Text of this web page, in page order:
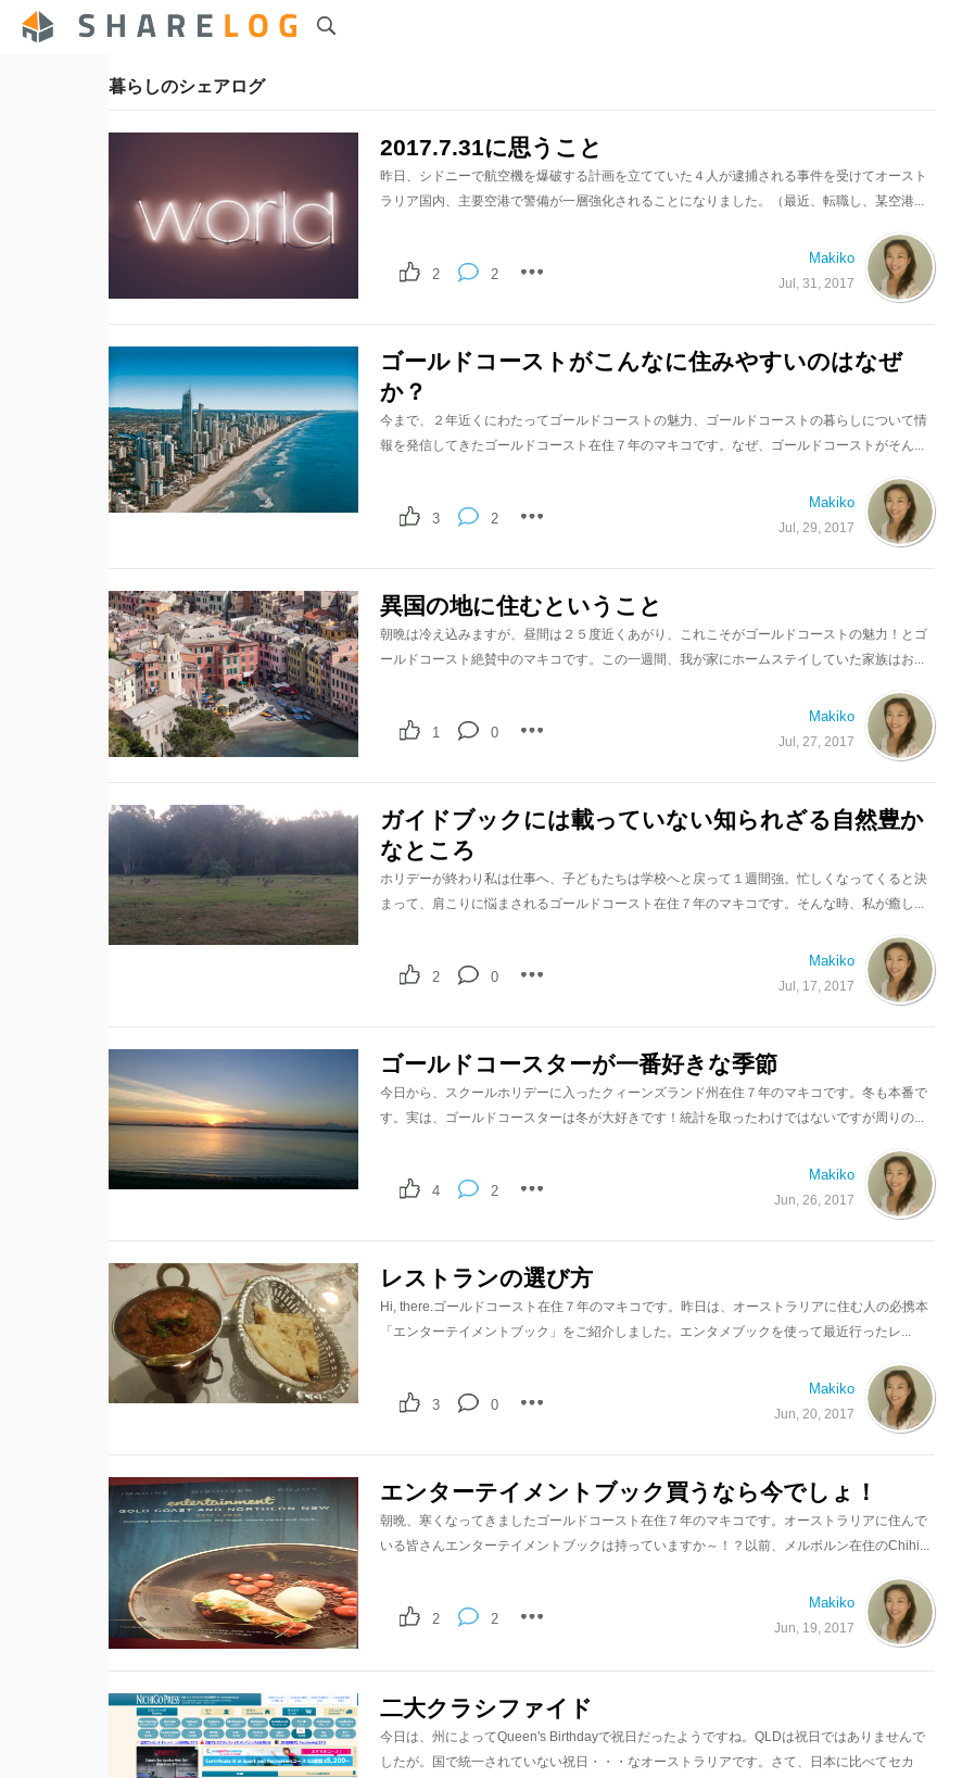
暮らしのシェアログ
2017.7.31に思うこと
昨日、シドニーで航空機を爆破する計画を立てていた４人が逮捕される事件を受けてオースト
ラリア国内、主要空港で警備が一層強化されることになりました。（最近、転職し、某空港...
Makiko
Jul, 31, 2017
2
2
ゴールドコーストがこんなに住みやすいのはなぜ
か？
今まで、２年近くにわたってゴールドコーストの魅力、ゴールドコーストの暮らしについて情
報を発信してきたゴールドコースト在住７年のマキコです。なぜ、ゴールドコーストがそん...
Makiko
Jul, 29, 2017
2
3
異国の地に住むということ
朝晩は冷え込みますが、昼間は２５度近くあがり、これこそがゴールドコーストの魅力！とゴ
ールドコースト絶賛中のマキコです。この一週間、我が家にホームステイしていた家族はお...
Makiko
Jul, 27, 2017
0
1
ガイドブックには載っていない知られざる自然豊か
なところ
ホリデーが終わり私は仕事へ、子どもたちは学校へと戻って１週間強。忙しくなってくると決
まって、肩こりに悩まされるゴールドコースト在住７年のマキコです。そんな時、私が癒し...
Makiko
Jul, 17, 2017
0
2
ゴールドコースターが一番好きな季節
今日から、スクールホリデーに入ったクィーンズランド州在住７年のマキコです。冬も本番で
す。実は、ゴールドコースターは冬が大好きです！統計を取ったわけではないですが周りの...
Makiko
Jun, 26, 2017
2
4
レストランの選び方
Hi, there.ゴールドコースト在住７年のマキコです。昨日は、オーストラリアに住む人の必携本
「エンターテイメントブック」をご紹介しました。エンタメブックを使って最近行ったレ...
Makiko
Jun, 20, 2017
0
3
エンターテイメントブック買うなら今でしょ！
朝晩、寒くなってきましたゴールドコースト在住７年のマキコです。オーストラリアに住んで
いる皆さんエンターテイメントブックは持っていますか～！？以前、メルボルン在住のChihi...
Makiko
Jun, 19, 2017
2
2
二大クラシファイド
今日は、州によってQueen's Birthdayで祝日だったようですね。QLDは祝日ではありませんで
したが。国で統一されていない祝日・・・なオーストラリアです。さて、日本に比べてセカ